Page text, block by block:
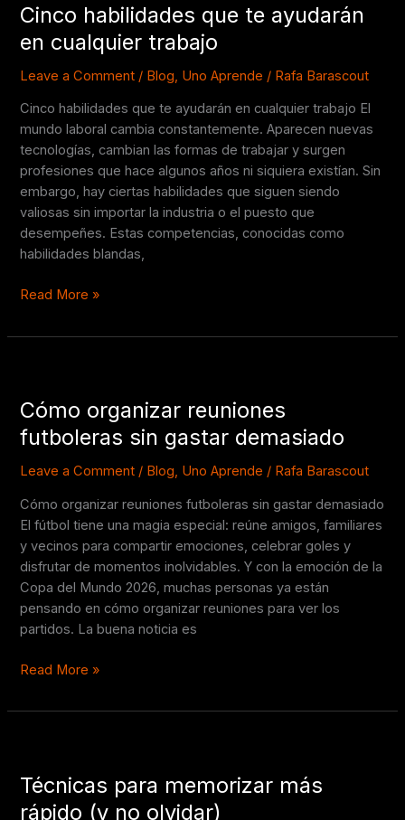
Cinco habilidades que te ayudarán
en cualquier trabajo
Leave a Comment / Blog Uno Aprende / Rafa Barascout
Cinco habilidades que te ayudarán en cualquier trabajo El
mundo laboral cambia constantemente. Aparecen nuevas
tecnologías, cambian las formas de trabajar y surgen
profesiones que hace algunos años ni siquiera existían. Sin
embargo, hay ciertas habilidades que siguen siendo
valiosas sin importar la industria o el puesto que
desempeñes. Estas competencias, conocidas como
habilidades blandas,
que
ayudarán
en
trabajo
Read More »
Cómo organizar reuniones
futboleras sin gastar demasiado
Leave a Comment / Blog, Uno Aprende / Rafa Barascout
Cómo organizar reuniones futboleras sin gastar demasiado
El fútbol tiene una magia especial: reúne amigos, familiares
y vecinos para compartir emociones, celebrar goles y
disfrutar de momentos inolvidables. Y con la emoción de la
Copa del Mundo 2026, muchas personas ya están
pensando en cómo organizar reuniones para ver los
partidos. La buena noticia es
reuniones
futboleras
sin
gastar
Read More »
Técnicas para memorizar más
rápido (y no olvidar)
memorizar
más